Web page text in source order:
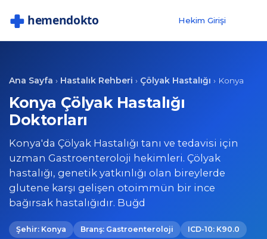
Hekim Girişi
Ana Sayfa › Hastalık Rehberi › Çölyak Hastalığı › Konya
Konya Çölyak Hastalığı
Doktorları
Konya'da Çölyak Hastalığı tanı ve tedavisi için
uzman Gastroenteroloji hekimleri. Çölyak
hastalığı, genetik yatkınlığı olan bireylerde
glutene karşı gelişen otoimmün bir ince
bağırsak hastalığıdır. Buğd
Şehir: Konya Branş: Gastroenteroloji ICD-10: K90.0